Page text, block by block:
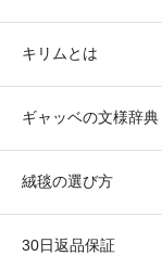
キリムとは
ギャッベの文様辞典
絨毯の選び方
30日返品保証